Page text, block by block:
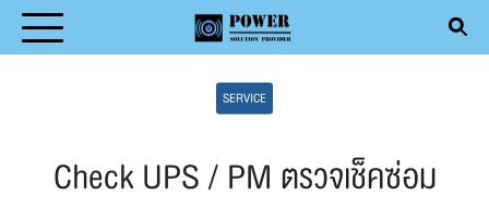
Skip
to
SERVICE
Check UPS / PM ตรวจเช็คซ่อม